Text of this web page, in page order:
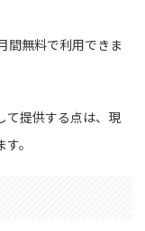
間無料で利用できま
て提供する点は、現
。